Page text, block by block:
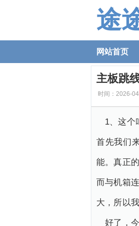
途
网站首页
主板跳
时间：2026-
1、这个
首先我们
能。真正
而与机箱
大，所以
好了，